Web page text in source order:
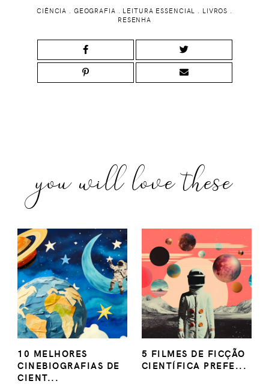
CIÊNCIA GEOGRAFIA LEITURA ESSENCIAL LIVROS
RESENHA
you will love these
10 MELHORES
CINEBIOGRAFIAS DE
CIENT...
5 FILMES DE FICÇÃO
CIENTÍFICA PREFE...